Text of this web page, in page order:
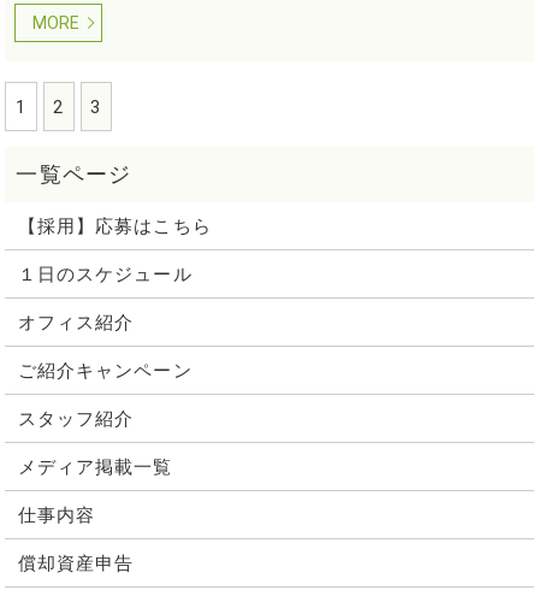
MORE
1 2 3
【採用】応募はこちら
１日のスケジュール
オフィス紹介
ご紹介キャンペーン
スタッフ紹介
メディア掲載一覧
仕事内容
償却資産申告